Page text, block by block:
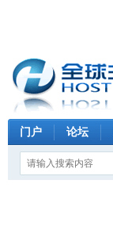
门户 论坛